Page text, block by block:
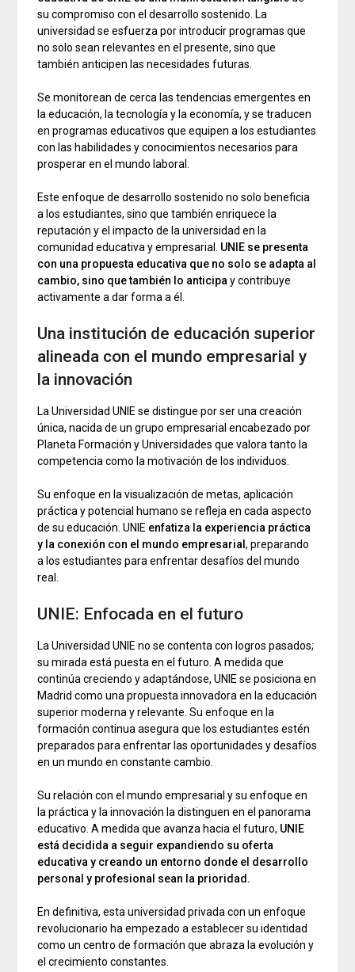
su compromiso con el desarrollo sostenido. La
universidad se esfuerza por introducir programas que
no solo sean relevantes en el presente, sino que
también anticipen las necesidades futuras.
Se monitorean de cerca las tendencias emergentes en
la educación, la tecnología y la economía, y se traducen
en programas educativos que equipen a los estudiantes
con las habilidades y conocimientos necesarios para
prosperar en el mundo laboral.
Este enfoque de desarrollo sostenido no solo beneficia
a los estudiantes, sino que también enriquece la
reputación y el impacto de la universidad en la
comunidad educativa y empresarial. UNIE se presenta
con una propuesta educativa que no solo se adapta al
cambio, sino que también lo anticipa y contribuye
activamente a dar forma a él.
Una institución de educación superior
alineada con el mundo empresarial y
la innovación
La Universidad UNIE se distingue por ser una creación
única, nacida de un grupo empresarial encabezado por
Planeta Formación y Universidades que valora tanto la
competencia como la motivación de los individuos.
Su enfoque en la visualización de metas, aplicación
práctica y potencial humano se refleja en cada aspecto
de su educación. UNIE enfatiza la experiencia práctica
y la conexión con el mundo empresarial, preparando
a los estudiantes para enfrentar desafíos del mundo
real.
UNIE: Enfocada en el futuro
La Universidad UNIE no se contenta con logros pasados;
su mirada está puesta en el futuro. A medida que
continúa creciendo y adaptándose, UNIE se posiciona en
Madrid como una propuesta innovadora en la educación
superior moderna y relevante. Su enfoque en la
formación continua asegura que los estudiantes estén
preparados para enfrentar las oportunidades y desafíos
en un mundo en constante cambio.
Su relación con el mundo empresarial y su enfoque en
la práctica y la innovación la distinguen en el panorama
educativo. A medida que avanza hacia el futuro, UNIE
está decidida a seguir expandiendo su oferta
educativa y creando un entorno donde el desarrollo
personal y profesional sean la prioridad.
En definitiva, esta universidad privada con un enfoque
revolucionario ha empezado a establecer su identidad
como un centro de formación que abraza la evolución y
el crecimiento constantes.